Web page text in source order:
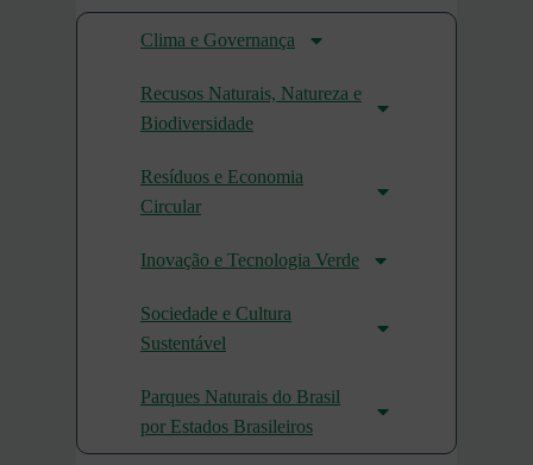
Clima e Governança
Recusos Naturais, Natureza e
Biodiversidade
Resíduos e Economia
Circular
Inovação e Tecnologia Verde
Sociedade e Cultura
Sustentável
Parques Naturais do Brasil
por Estados Brasileiros